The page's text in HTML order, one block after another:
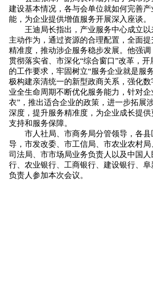
建设基本情况，各与会单位就如何完善
能，为企业提供增值服务开展深入座谈。
王迪局长指出，产业服务中心成立以
主动作为，通过资源的合理配置，全面
精准度，推动涉企服务稳步发展。他强
贯彻落实省、市深化“综合窗口”改革，开
的工作要求，牢固树立“服务企业就是服
极构建亲清统一的新型政商关系，强化
业全生命周期不断优化服务能力，针对企
衣”，推出适合企业的政策，进一步拓展
深度，提升服务精准度，为企业成长提
支持和服务保障。
市人社局、市商务局分管领导，各县
导，市发改委、市工信局、市农业农村
司法局、市市场局业务负责人以及中国人
行、农业银行、工商银行、建设银行、阜
负责人参加本次会议。